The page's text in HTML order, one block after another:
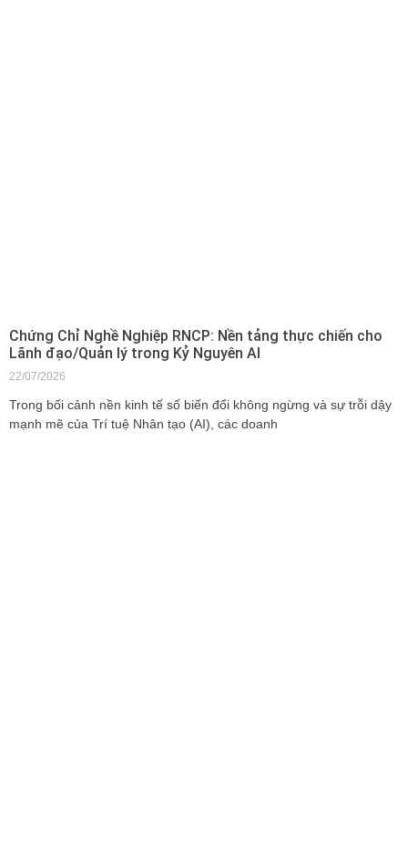
Chứng Chỉ Nghề Nghiệp RNCP: Nền tảng thực chiến cho
Lãnh đạo/Quản lý trong Kỷ Nguyên AI
22/07/2026
Trong bối cảnh nền kinh tế số biến đổi không ngừng và sự trỗi dậy
mạnh mẽ của Trí tuệ Nhân tạo (AI), các doanh